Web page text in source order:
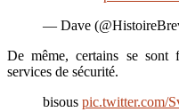
— Dave
De même, certains se
services de sécurité.
bisous pic.twitter.com/